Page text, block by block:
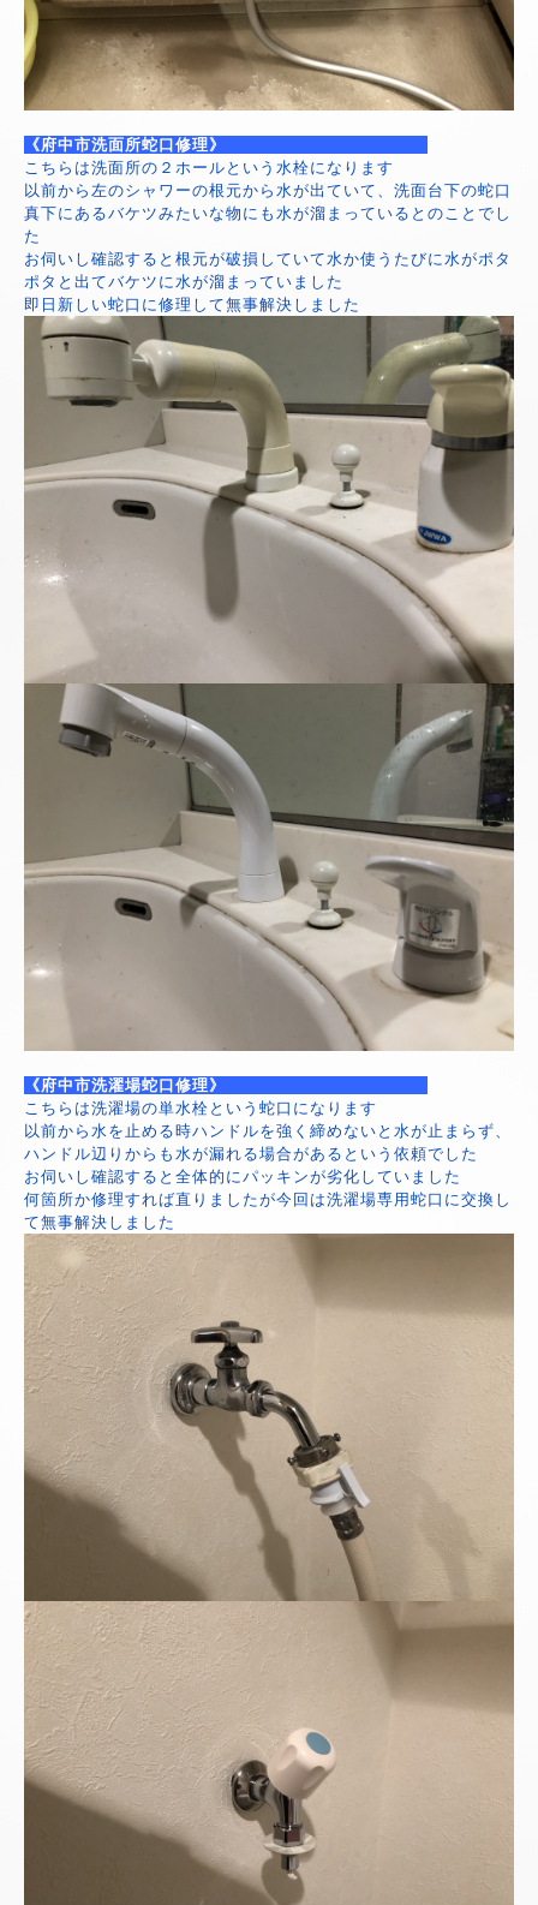
《府中市洗面所蛇口修理》
こちらは洗面所の２ホールという水栓になります
以前から左のシャワーの根元から水が出ていて、洗面台下の蛇口
真下にあるバケツみたいな物にも水が溜まっているとのことでし
た
お伺いし確認すると根元が破損していて水か使うたびに水がポタ
ポタと出てバケツに水が溜まっていました
即日新しい蛇口に修理して無事解決しました
《府中市洗濯場蛇口修理》
こちらは洗濯場の単水栓という蛇口になります
以前から水を止める時ハンドルを強く締めないと水が止まらず、
ハンドル辺りからも水が漏れる場合があるという依頼でした
お伺いし確認すると全体的にパッキンが劣化していました
何箇所か修理すれば直りましたが今回は洗濯場専用蛇口に交換し
て無事解決しました